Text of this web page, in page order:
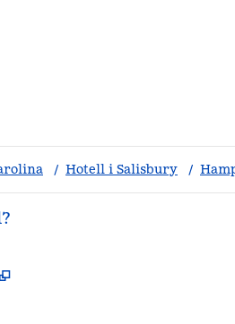
/ Hotell i Salisbury /
,